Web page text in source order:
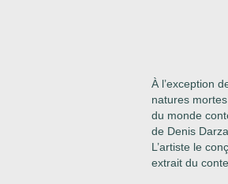
À l’exception
natures
du monde
de Denis
L’artiste le
extrait du